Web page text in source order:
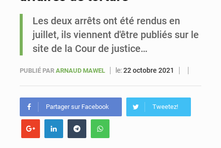
Sénégal : Ousmane Diagne prêtera serment le 11 août comme président du Conseil constitutionnel
Les deux arrêts ont été rendus en
juillet, ils viennent d'être publiés sur le
site de la Cour de justice…
PUBLIÉ PAR ARNAUD MAWEL le:22 octobre 2021
Partager sur Facebook Tweetez!